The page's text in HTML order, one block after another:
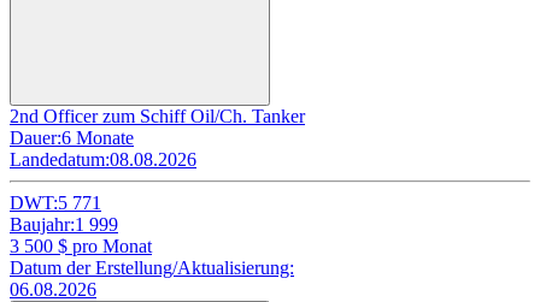
2nd Officer zum Schiff Oil/Ch. Tanker
Dauer:6 Monate
Landedatum:08.08.2026
DWT:5 771
Baujahr:1 999
3 500 $ pro Monat
Datum der Erstellung/Aktualisierung:
06.08.2026